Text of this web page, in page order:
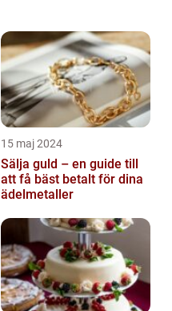
15 maj 2024
Sälja guld – en guide till
att få bäst betalt för dina
ädelmetaller